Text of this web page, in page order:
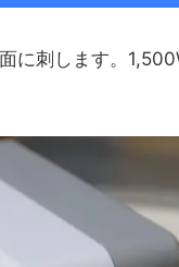
に刺します。